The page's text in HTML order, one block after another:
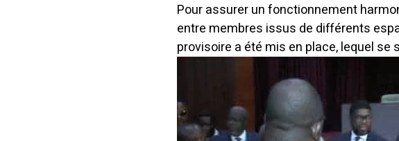
Pour assurer un fonctionnement
entre membres issus de différents
provisoire a été mis en place, lequel